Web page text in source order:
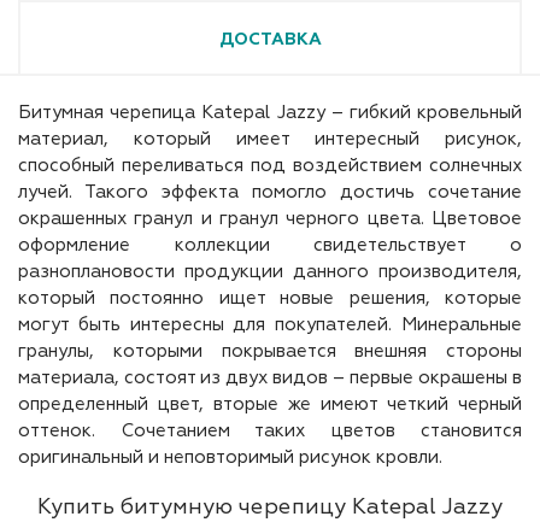
ДОСТАВКА
Битумная черепица Katepal Jazzy – гибкий кровельный
материал, который имеет интересный рисунок,
способный переливаться под воздействием солнечных
лучей. Такого эффекта помогло достичь сочетание
окрашенных гранул и гранул черного цвета. Цветовое
оформление коллекции свидетельствует о
разноплановости продукции данного производителя,
который постоянно ищет новые решения, которые
могут быть интересны для покупателей. Минеральные
гранулы, которыми покрывается внешняя стороны
материала, состоят из двух видов – первые окрашены в
определенный цвет, вторые же имеют четкий черный
оттенок. Сочетанием таких цветов становится
оригинальный и неповторимый рисунок кровли.
Купить битумную черепицу Katepal Jazzy